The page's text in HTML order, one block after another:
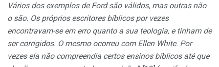
Vários dos exemplos de Ford são válidos, mas outras não
o são. Os próprios escritores bíblicos por vezes
encontravam-se em erro quanto a sua teologia, e tinham de
ser corrigidos. O mesmo ocorreu com Ellen White. Por
vezes ela não compreendia certos ensinos bíblicos até que